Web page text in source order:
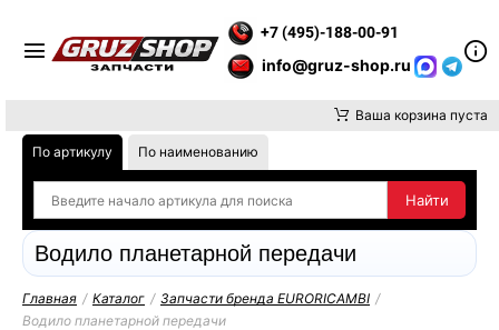
+7 (495)-188-00-91
info@gruz-shop.ru
Ваша корзина пуста
По артикулу По наименованию
Водило планетарной передачи
Главная / Каталог / Запчасти бренда EURORICAMBI /
Водило планетарной передачи